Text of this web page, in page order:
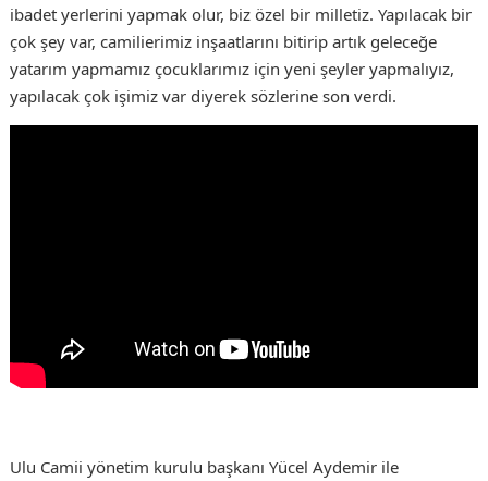
ibadet yerlerini yapmak olur, biz özel bir milletiz. Yapılacak bir
çok şey var, camilierimiz inşaatlarını bitirip artık geleceğe
yatarım yapmamız çocuklarımız için yeni şeyler yapmalıyız,
yapılacak çok işimiz var diyerek sözlerine son verdi.
Ulu Camii yönetim kurulu başkanı Yücel Aydemir ile